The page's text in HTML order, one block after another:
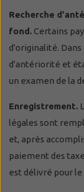
Recherche
fond. Certains
d'originalité. Dans
d'antériorité et
un examen de la
Enregistrement.
légales sont
et, après
paiement des
est délivré pour le